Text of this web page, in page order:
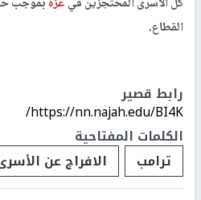
كل الأسرى المحتجزين فيغزةبموجب
القطاع.
رابط قصير
https://nn.najah.edu/BI4K/
الكلمات المفتاحية
ترامب
الافراج عن